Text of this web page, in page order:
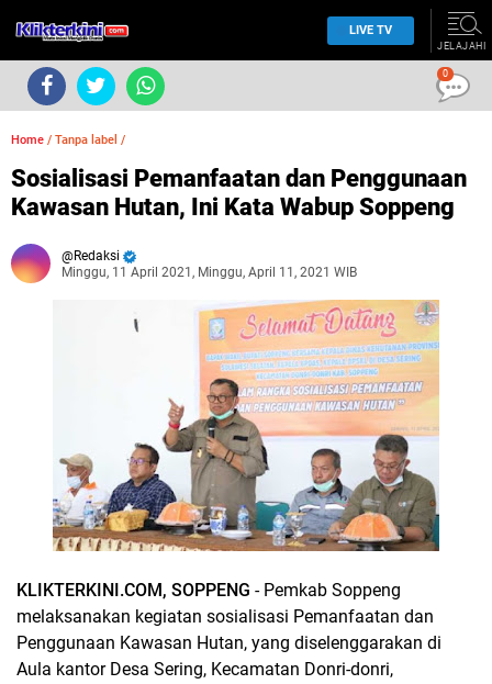
LIVE TV
JELAJAHI
Home / Tanpa label /
Sosialisasi Pemanfaatan dan Penggunaan
Kawasan Hutan, Ini Kata Wabup Soppeng
Redaksi
Minggu, 11 April 2021, Minggu, April 11, 2021 WIB
KLIKTERKINI.COM, SOPPENG - Pemkab Soppeng
melaksanakan kegiatan sosialisasi Pemanfaatan dan
Penggunaan Kawasan Hutan, yang diselenggarakan di
Aula kantor Desa Sering, Kecamatan Donri-donri,
0